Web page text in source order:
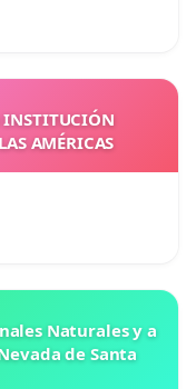
AMÉRICAS
Naturales y a
de Santa